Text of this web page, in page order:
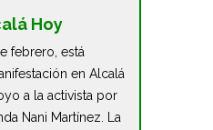
Hoy
febrero, está
en Alcalá
a la activista por
Nani Martínez. La